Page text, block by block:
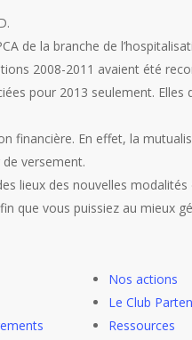
de la branche de
2008-2011 avaient été
pour 2013 seulement. Elles
financière. En effet, la
versement.
lieux des nouvelles
que vous puissiez au mieux
Nos actions
Le Club
Ressources